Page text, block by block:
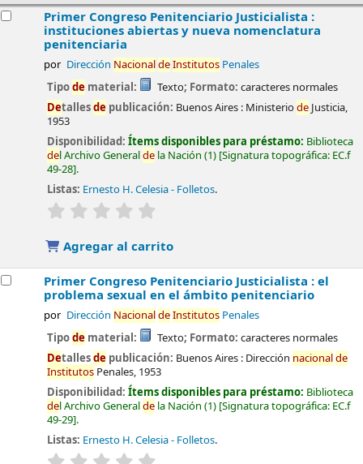
Primer Congreso Penitenciario Justicialista :
instituciones abiertas y nueva nomenclatura
penitenciaria
por Dirección NacionaldeInstitutosPenales
Tipode material: Texto; Formato: caracteres normales
Detallesde publicación: Buenos Aires : Ministeriode Justicia,
1953
Disponibilidad:Ítems disponibles para préstamo: Biblioteca
del Archivo Generalde la Nación (1) Signatura topográfica: EC.f
49-28 .
Listas: Ernesto H. Celesia - Folletos.
valoración
Agregar al carrito
Primer Congreso Penitenciario Justicialista : el
problema sexual en el ámbito penitenciario
por Dirección NacionaldeInstitutosPenales
Tipode material: Texto; Formato: caracteres normales
Detallesde publicación: Buenos Aires : Dirección nacionalde
Institutos Penales, 1953
Disponibilidad:Ítems disponibles para préstamo: Biblioteca
del Archivo Generalde la Nación (1) Signatura topográfica: EC.f
49-29 .
Listas: Ernesto H. Celesia - Folletos.
valoración